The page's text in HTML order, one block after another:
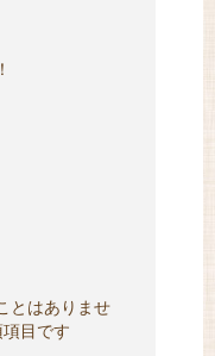
とはありませ
目です